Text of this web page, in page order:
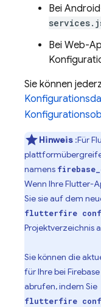
Bei
Bei Web-
Sie können
Hinweis:Für
namens
Wenn Ihre Flutter-
Sie sie auf dem
flutterfire
Projektverzeichnis
Sie können die
für Ihre bei
abrufen, indem Sie
flutterfire